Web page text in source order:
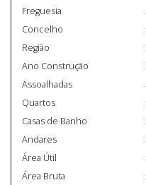
Freguesia
Concelho
Região
Ano Construção
Assoalhadas
Quartos
Casas de Banho
Andares
Área Útil
Área Bruta